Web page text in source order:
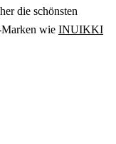
die schönsten
Marken wie INUIKKI